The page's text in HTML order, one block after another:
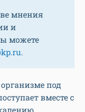
мнения
и
можете
.
под
вместе с